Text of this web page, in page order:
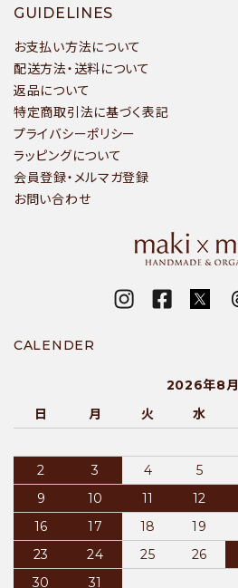
GUIDELINES
お支払い方法について
配送方法・送料について
返品について
特定商取引法に基づく表記
プライバシーポリシー
ラッピングについて
会員登録・メルマガ登録
お問い合わせ
CALENDER
2026年8月
日
月 火 水
2
3 4 5
9
10 11 12
16
17 18 19
23
24 25 26
30
31